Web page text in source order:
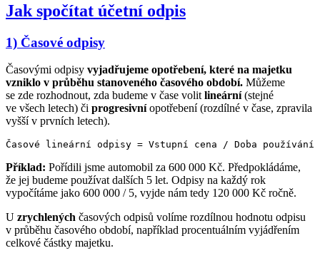
Jak spočítat účetní odpis
1) Časové odpisy
Časovými odpisy vyjadřujeme opotřebení, které na majetku
vzniklo v průběhu stanoveného časového období. Můžeme
se zde rozhodnout, zda budeme v čase volitlineární(stejné
ve všech letech) či progresivníopotřebení (rozdílné v čase, zpravila
vyšší v prvních letech).
Příklad: Pořídili jsme automobil za 600 000 Kč. Předpokládáme,
že jej budeme používat dalších 5 let. Odpisy na každý rok
vypočítáme jako 600 000 / 5, vyjde nám tedy 120 000 Kč ročně.
U zrychlených časových odpisů volíme rozdílnou hodnotu odpisu
v průběhu časového období, například procentuálním vyjádřením
celkové částky majetku.